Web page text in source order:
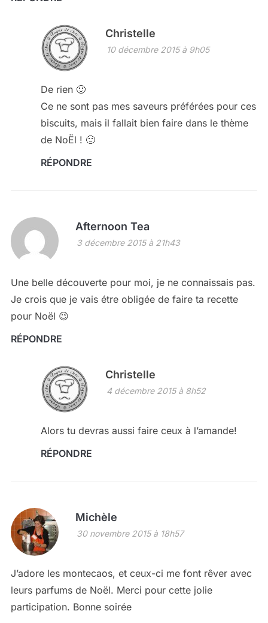
Christelle
10 décembre 2015 à 9h05
De rien 🙂
Ce ne sont pas mes saveurs préférées pour ces
biscuits, mais il fallait bien faire dans le thème
de NoËl ! 🙂
RÉPONDRE
Afternoon Tea
3 décembre 2015 à 21h43
Une belle découverte pour moi, je ne connaissais pas.
Je crois que je vais étre obligée de faire ta recette
pour Noël 😉
RÉPONDRE
Christelle
4 décembre 2015 à 8h52
Alors tu devras aussi faire ceux à l’amande!
RÉPONDRE
Michèle
30 novembre 2015 à 18h57
J’adore les montecaos, et ceux-ci me font rêver avec
leurs parfums de Noël. Merci pour cette jolie
participation. Bonne soirée